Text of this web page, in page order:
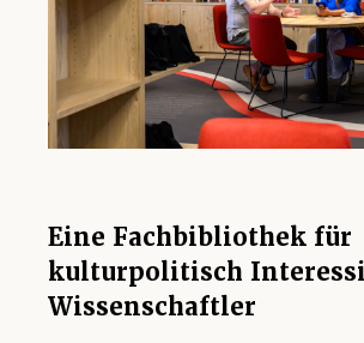
Eine Fachbibliothek für
kulturpolitisch
Wissenschaftler